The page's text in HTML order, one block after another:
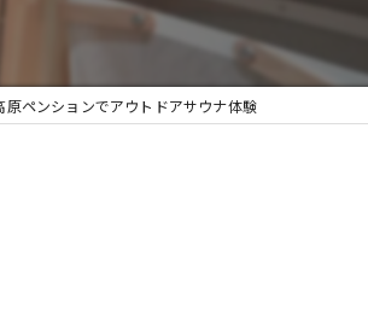
ペンションでアウトドアサウナ体験